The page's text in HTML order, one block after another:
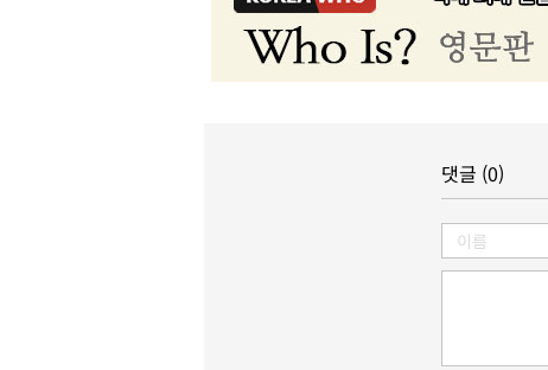
댓글 (0)